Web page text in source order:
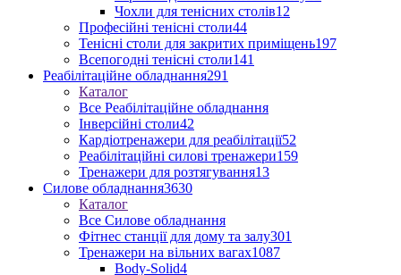
Чохли для тенісних столів12
Професійні тенісні столи44
Тенісні столи для закритих приміщень197
Всепогодні тенісні столи141
Реабілітаційне обладнання291
Каталог
Все Реабілітаційне обладнання
Інверсійні столи42
Кардіотренажери для реабілітації52
Реабілітаційні силові тренажери159
Тренажери для розтягування13
Силове обладнання3630
Каталог
Все Силове обладнання
Фітнес станції для дому та залу301
Тренажери на вільних вагах1087
Body-Solid4